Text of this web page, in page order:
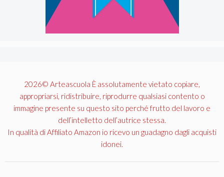
2026© Arteascuola È assolutamente vietato copiare,
appropriarsi, ridistribuire, riprodurre qualsiasi contento o
immagine presente su questo sito perché frutto del lavoro e
dell’intelletto dell’autrice stessa.
In qualità di Affiliato Amazon io ricevo un guadagno dagli acquisti
idonei.